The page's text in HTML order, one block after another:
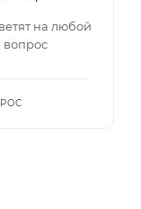
на любой